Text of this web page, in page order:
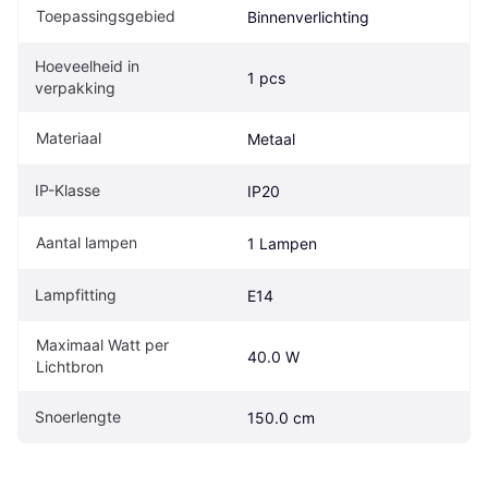
Toepassingsgebied Binnenverlichting
Hoeveelheid in
verpakking
1 pcs
Materiaal Metaal
IP-Klasse IP20
Aantal lampen 1 Lampen
Lampfitting E14
Maximaal Watt per
Lichtbron
40.0 W
Snoerlengte 150.0 cm